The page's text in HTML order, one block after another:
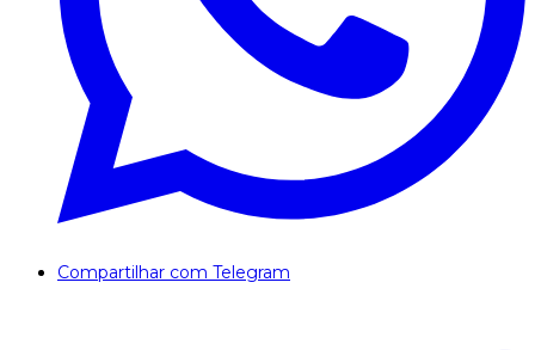
Compartilhar com Telegram